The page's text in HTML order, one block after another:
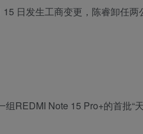
日发生工商变更，陈睿卸任两
REDMI Note 15 Pro+的首批“